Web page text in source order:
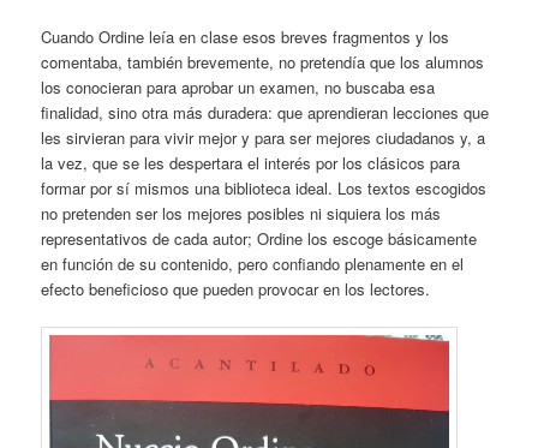
Cuando Ordine leía en clase esos breves fragmentos y los
comentaba, también brevemente, no pretendía que los alumnos
los conocieran para aprobar un examen, no buscaba esa
finalidad, sino otra más duradera: que aprendieran lecciones que
les sirvieran para vivir mejor y para ser mejores ciudadanos y, a
la vez, que se les despertara el interés por los clásicos para
formar por sí mismos una biblioteca ideal. Los textos escogidos
no pretenden ser los mejores posibles ni siquiera los más
representativos de cada autor; Ordine los escoge básicamente
en función de su contenido, pero confiando plenamente en el
efecto beneficioso que pueden provocar en los lectores.